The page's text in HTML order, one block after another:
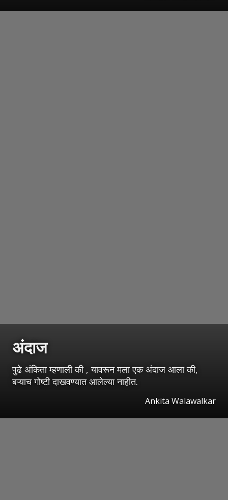
अंदाज
पुढे अंकिता म्हणाली की , यावरून मला एक अंदाज आला की,
बऱ्याच गोष्टी दाखवण्यात आलेल्या नाहीत.
Ankita Walawalkar